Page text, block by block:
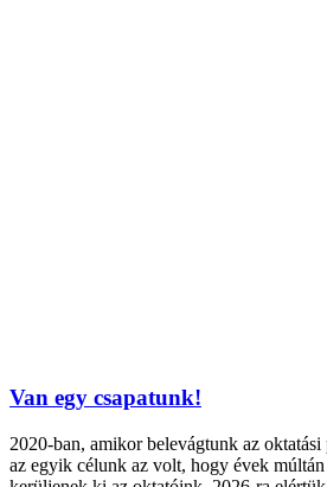
Van egy csapatunk!
2020-ban, amikor belevágtunk az oktatási
az egyik célunk az volt, hogy évek